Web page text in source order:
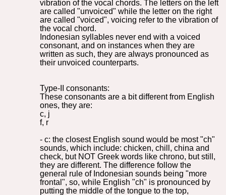
vibration of the vocal chords. The letters on the left
are called "unvoiced" while the letter on the right
are called "voiced", voicing refer to the vibration of
the vocal chord.
Indonesian syllables never end with a voiced
consonant, and on instances when they are
written as such, they are always pronounced as
their unvoiced counterparts.
Type-II consonants:
These consonants are a bit different from English
ones, they are:
c, j
f, r
- c: the closest English sound would be most "ch"
sounds, which include: chicken, chill, china and
check, but NOT Greek words like chrono, but still,
they are different. The difference follow the
general rule of Indonesian sounds being "more
frontal", so, while English "ch" is pronounced by
putting the middle of the tongue to the top,